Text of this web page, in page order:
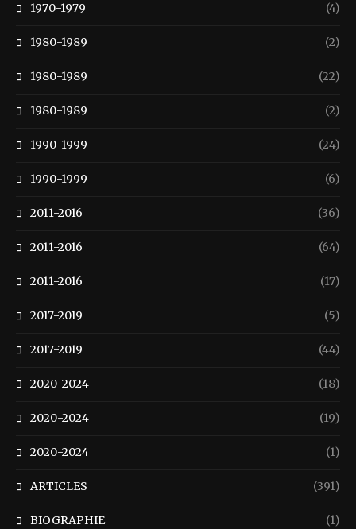
1970-1979 (4)
1980-1989 (2)
1980-1989 (22)
1980-1989 (2)
1990-1999 (24)
1990-1999 (6)
2011-2016 (36)
2011-2016 (64)
2011-2016 (17)
2017-2019 (5)
2017-2019 (44)
2020-2024 (18)
2020-2024 (19)
2020-2024 (1)
ARTICLES (391)
BIOGRAPHIE (1)